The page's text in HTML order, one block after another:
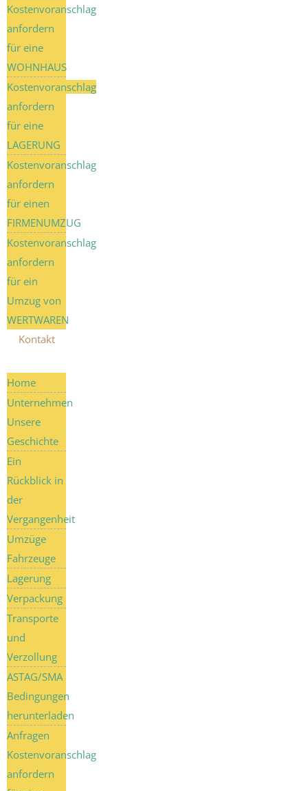
Kostenvoranschlag
anfordern
für eine
WOHNHAUS
Kostenvoranschlag
anfordern
für eine
LAGERUNG
Kostenvoranschlag
anfordern
für einen
FIRMENUMZUG
Kostenvoranschlag
anfordern
für ein
Umzug von
WERTWAREN
Kontakt
Home
Unternehmen
Unsere
Geschichte
Ein
Rückblick in
der
Vergangenheit
Umzüge
Fahrzeuge
Lagerung
Verpackung
Transporte
und
Verzollung
ASTAG/SMA
Bedingungen
herunterladen
Anfragen
Kostenvoranschlag
anfordern